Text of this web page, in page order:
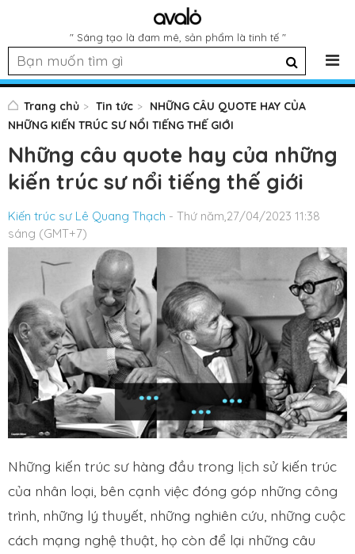
" Sáng tạo là đam mê, sản phẩm là tinh tế "
Trang chủ Tin tức
NHỮNG CÂU QUOTE HAY CỦA
NHỮNG KIẾN TRÚC SƯ NỔI TIẾNG THẾ GIỚI
Những câu quote hay của những
kiến trúc sư nổi tiếng thế giới
Kiến trúc sư Lê Quang Thạch - Thứ năm,27/04/2023 11:38
sáng (GMT+7)
Những kiến trúc sư hàng đầu trong lịch sử kiến trúc
của nhân loại, bên cạnh việc đóng góp những công
trình, những lý thuyết, những nghiên cứu, những cuộc
cách mạng nghệ thuật, họ còn để lại những câu